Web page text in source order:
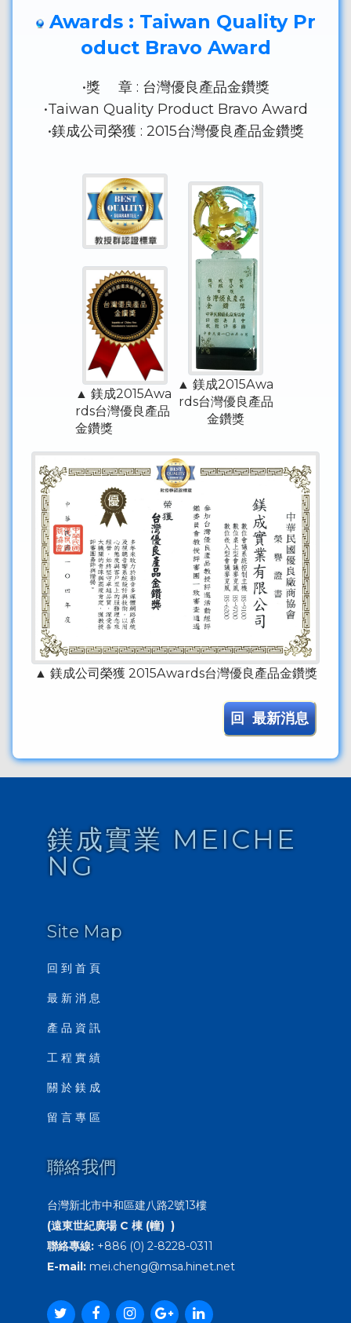
Awards : Taiwan Quality Pr
oduct Bravo Award
•獎 章 : 台灣優良產品金鑽獎
•Taiwan Quality Product Bravo Award
•鎂成公司榮獲 : 2015台灣優良產品金鑽獎
▲ 鎂成2015Awa
rds台灣優良產品
金鑽獎
▲ 鎂成2015Awa
rds台灣優良產品
金鑽獎
▲ 鎂成公司榮獲 2015Awards台灣優良產品金鑽獎
回 最新消息
鎂成實業 MEICHE
NG
Site Map
回 到 首 頁
最 新 消 息
產 品 資 訊
工 程 實 績
關 於 鎂 成
留 言 專 區
聯絡我們
台灣新北市中和區建八路2號13樓
(遠東世紀廣場 C 棟 (幢) )
聯絡專線:+886 (0) 2-8228-0311
E-mail: mei.cheng@msa.hinet.net